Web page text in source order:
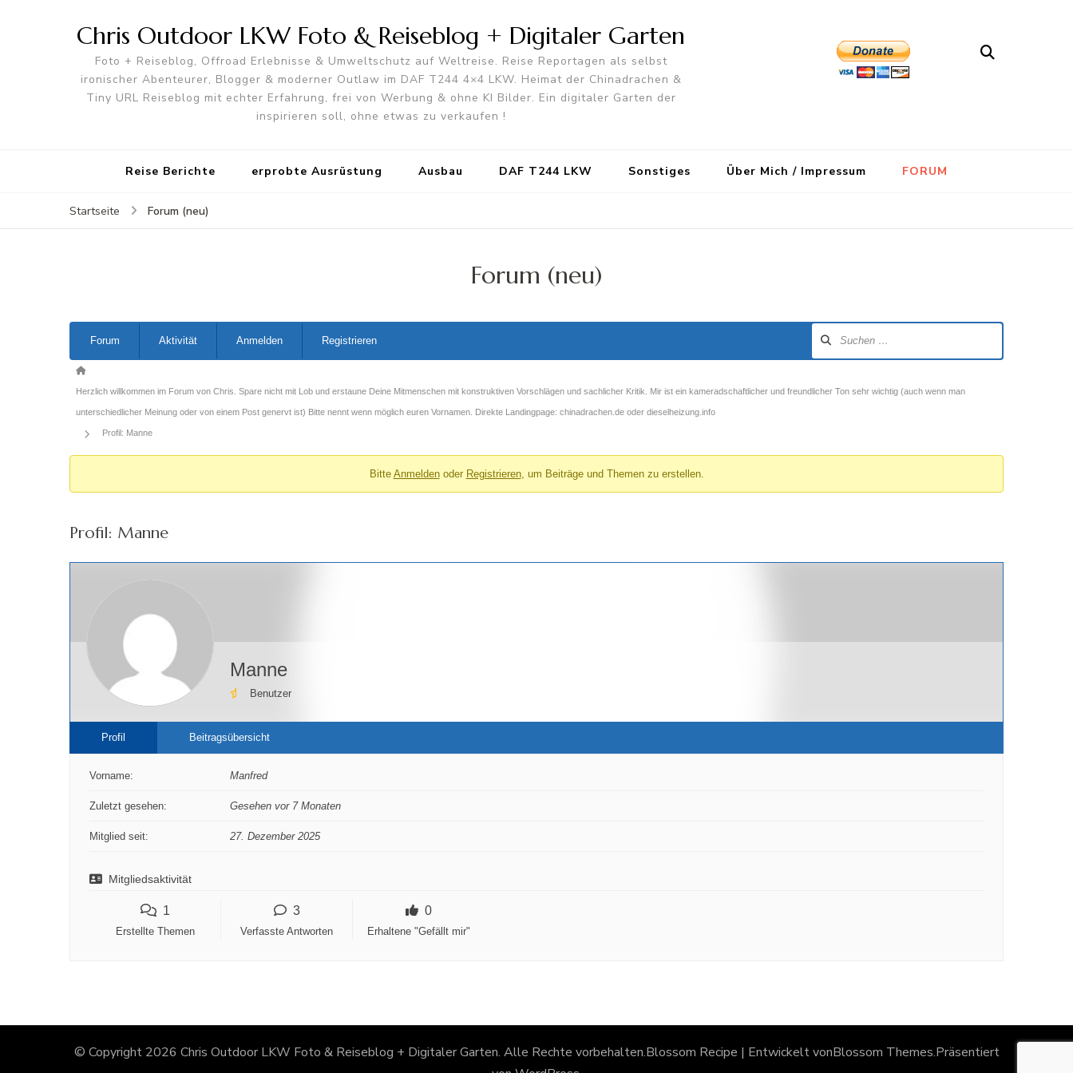
Chris Outdoor LKW Foto & Reiseblog + Digitaler Garten
Foto + Reiseblog, Offroad Erlebnisse & Umweltschutz auf Weltreise. Reise Reportagen als selbst
ironischer Abenteurer, Blogger & moderner Outlaw im DAF T244 4×4 LKW. Heimat der Chinadrachen &
Tiny URL Reiseblog mit echter Erfahrung, frei von Werbung & ohne KI Bilder. Ein digitaler Garten der
inspirieren soll, ohne etwas zu verkaufen !
Reise Berichte erprobte Ausrüstung Ausbau DAF T244 LKW Sonstiges Über Mich / Impressum FORUM
Startseite Forum (neu)
Forum (neu)
Navigation
Forum Aktivität Anmelden Registrieren
Forum-
Breadcrumbs
-
Du
Herzlich willkommen im Forum von Chris. Spare nicht mit Lob und erstaune Deine Mitmenschen mit konstruktiven Vorschlägen und sachlicher Kritik. Mir ist ein kameradschaftlicher und freundlicher Ton sehr wichtig (auch wenn man
unterschiedlicher Meinung oder von einem Post genervt ist) Bitte nennt wenn möglich euren Vornamen. Direkte Landingpage: chinadrachen.de oder dieselheizung.info
Profil: Manne
Bitte Anmeldenoder Registrieren, um Beiträge und Themen zu erstellen.
Profil: Manne
Manne
Benutzer
Profil Beitragsübersicht
Vorname: Manfred
Zuletzt gesehen: Gesehen vor 7 Monaten
Mitglied seit: 27. Dezember 2025
Mitgliedsaktivität
1
Erstellte Themen
3
Verfasste Antworten
0
Erhaltene "Gefällt mir"
© Copyright 2026 Chris Outdoor LKW Foto & Reiseblog + Digitaler Garten. Alle Rechte vorbehalten.Blossom Recipe | Entwickelt vonBlossom Themes.Präsentiert